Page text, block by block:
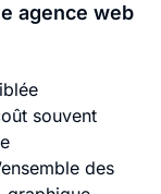
agence web
souvent
des